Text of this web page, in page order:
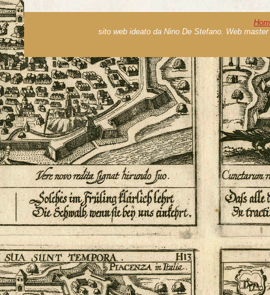
sito web ideato da Nino De Stefano. Web